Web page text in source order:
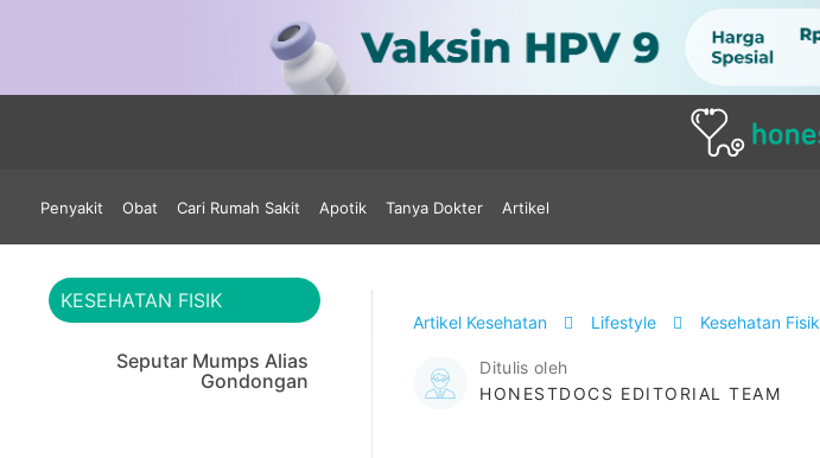
Penyakit Obat Cari Rumah Sakit Apotik Tanya Dokter Artikel
KESEHATAN FISIK
Seputar Mumps Alias
Gondongan
Artikel Kesehatan Lifestyle Kesehatan Fisik
Ditulis oleh
HONESTDOCS EDITORIAL TEAM